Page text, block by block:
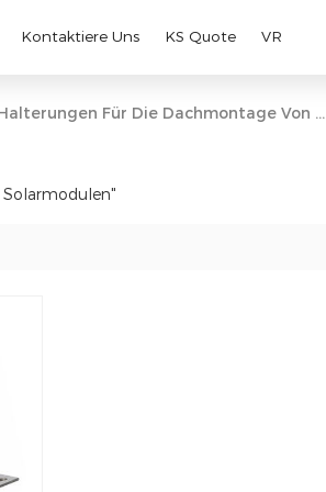
Kontaktiere Uns KS Quote VR
Halterungen Für Die Dachmontage Von Solarmodulen